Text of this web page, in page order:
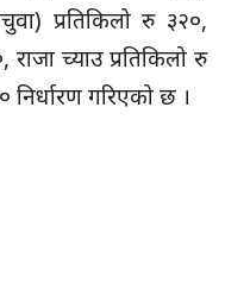
प्रतिकिलो रु ३२०,
च्याउ प्रतिकिलो रु
गरिएको छ ।